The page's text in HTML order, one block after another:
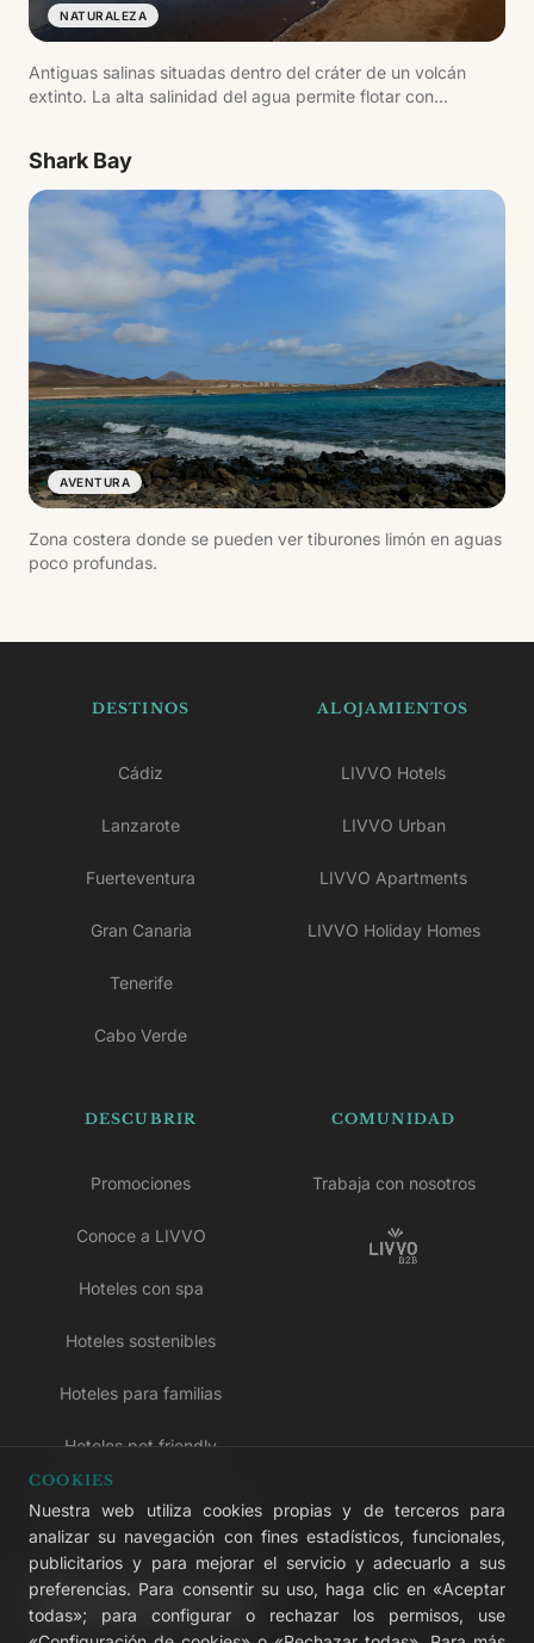
NATURALEZA
Antiguas salinas situadas dentro del cráter de un volcán
extinto. La alta salinidad del agua permite flotar con
Shark Bay
AVENTURA
Zona costera donde se pueden ver tiburones limón en aguas
poco profundas.
DESTINOS
Cádiz
Lanzarote
Fuerteventura
Gran Canaria
Tenerife
Cabo Verde
ALOJAMIENTOS
LIVVO Hotels
LIVVO Urban
LIVVO Apartments
LIVVO Holiday Homes
DESCUBRIR
Promociones
Conoce a LIVVO
Hoteles con spa
Hoteles sostenibles
Hoteles para familias
Hoteles pet friendly
Hoteles todo incluido
COMUNIDAD
Trabaja con nosotros
COOKIES
Nuestra web utiliza cookies propias y de terceros para
analizar su navegación con fines estadísticos, funcionales,
publicitarios y para mejorar el servicio y adecuarlo a sus
preferencias. Para consentir su uso, haga clic en «Aceptar
todas»; para configurar o rechazar los permisos, use